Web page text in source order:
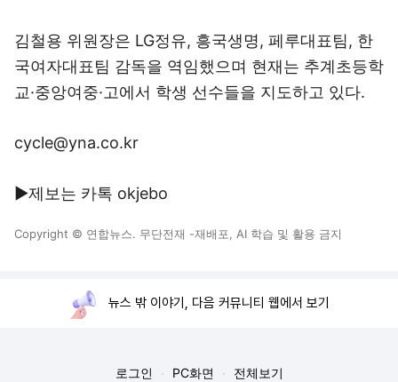
김철용 위원장은 LG정유, 흥국생명, 페루대표팀, 한
국여자대표팀 감독을 역임했으며 현재는 추계초등학
교·중앙여중·고에서 학생 선수들을 지도하고 있다.
cycle@yna.co.kr
▶제보는 카톡 okjebo
Copyright © 연합뉴스. 무단전재 -재배포, AI 학습 및 활용 금지
뉴스 밖 이야기, 다음 커뮤니티 웹에서 보기
로그인 PC화면 전체보기